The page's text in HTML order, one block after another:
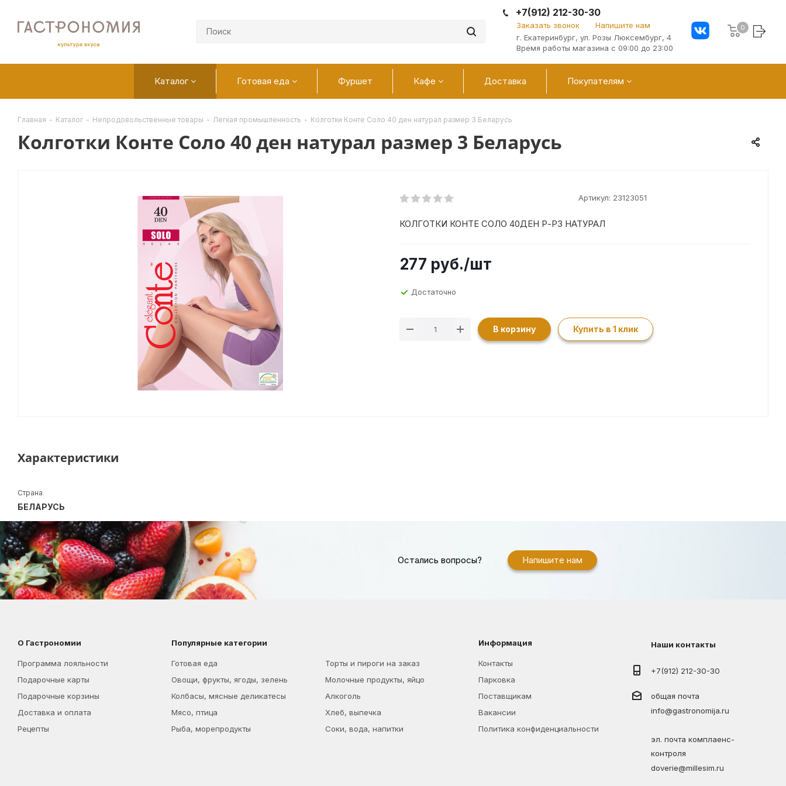
+7(912) 212-30-30
Заказать звонок
Напишите нам
г. Екатеринбург, ул. Розы Люксембург, 4
Время работы магазина с 09:00 до 23:00
0
Каталог Готовая еда Фуршет Кафе Доставка Покупателям
Главная - Каталог - Непродовольственные товары - Легкая промышленность - Колготки Конте Соло 40 ден натурал размер 3 Беларусь
Колготки Конте Соло 40 ден натурал размер 3 Беларусь
Артикул: 23123051
КОЛГОТКИ КОНТЕ СОЛО 40ДЕН Р-Р3 НАТУРАЛ
277 руб./шт
Достаточно
В корзину Купить в 1 клик
Характеристики
Страна
БЕЛАРУСЬ
Остались вопросы? Напишите нам
О Гастрономии
Программа лояльности
Подарочные карты
Подарочные корзины
Доставка и оплата
Рецепты
Популярные категории
Готовая еда
Овощи, фрукты, ягоды, зелень
Колбасы, мясные деликатесы
Мясо, птица
Рыба, морепродукты
Торты и пироги на заказ
Молочные продукты, яйцо
Алкоголь
Хлеб, выпечка
Соки, вода, напитки
Информация
Контакты
Парковка
Поставщикам
Вакансии
Политика конфиденциальности
Наши контакты
+7(912) 212-30-30
общая почта
info@gastronomija.ru
эл. почта комплаенс-
контроля
doverie@millesim.ru